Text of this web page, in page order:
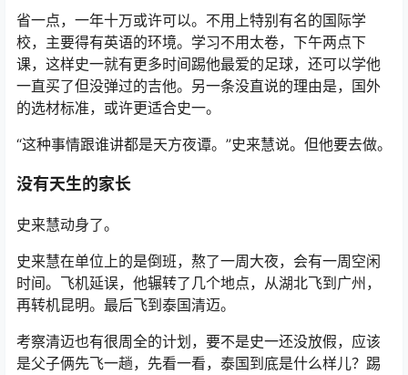
省一点，一年十万或许可以。不用上特别有名的国际学
校，主要得有英语的环境。学习不用太卷，下午两点下
课，这样史一就有更多时间踢他最爱的足球，还可以学他
一直买了但没弹过的吉他。另一条没直说的理由是，国外
的选材标准，或许更适合史一。
“这种事情跟谁讲都是天方夜谭。”史来慧说。但他要去做。
没有天生的家长
史来慧动身了。
史来慧在单位上的是倒班，熬了一周大夜，会有一周空闲
时间。飞机延误，他辗转了几个地点，从湖北飞到广州，
再转机昆明。最后飞到泰国清迈。
考察清迈也有很周全的计划，要不是史一还没放假，应该
是父子俩先飞一趟，先看一看，泰国到底是什么样儿？踢